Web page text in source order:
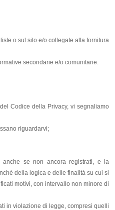
o sul sito e/o collegate alla fornitura
secondarie e/o comunitarie.
Codice della Privacy, vi segnaliamo
riguardarvi;
se non ancora registrati, e la
della logica e delle finalità su cui si
motivi, con intervallo non minore di
in violazione di legge, compresi quelli